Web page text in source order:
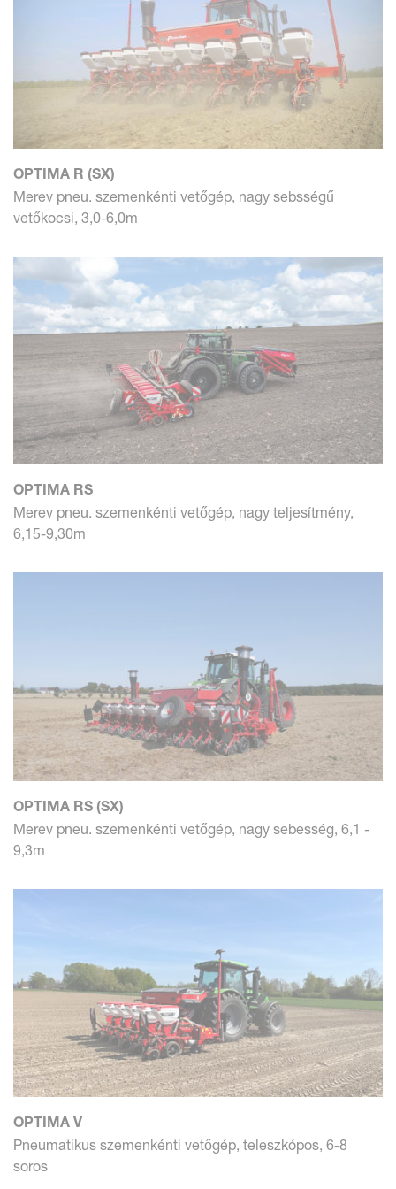
OPTIMA R (SX)
Merev pneu. szemenkénti vetőgép, nagy sebsségű
vetőkocsi, 3,0-6,0m
OPTIMA RS
Merev pneu. szemenkénti vetőgép, nagy teljesítmény,
6,15-9,30m
OPTIMA RS (SX)
Merev pneu. szemenkénti vetőgép, nagy sebesség, 6,1 -
9,3m
OPTIMA V
Pneumatikus szemenkénti vetőgép, teleszkópos, 6-8
soros